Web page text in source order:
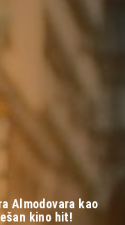
Almodovara kao
kino hit!